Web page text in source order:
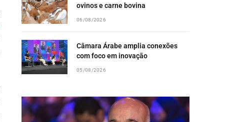
ovinos e carne bovina
06/08/2026
Câmara Árabe amplia conexões
com foco em inovação
05/08/2026